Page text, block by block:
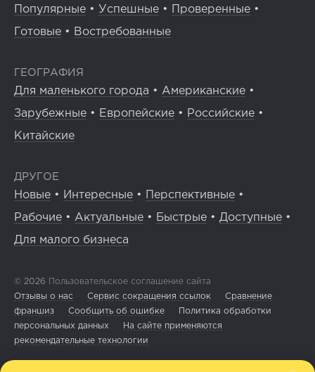
Популярные • Успешные • Проверенные •
Готовые • Востребованные
ГЕОГРАФИЯ
Для маленького города • Американские •
Зарубежные • Европейские • Российские •
Китайские
ДРУГОЕ
Новые • Интересные • Перспективные •
Рабочие • Актуальные • Быстрые • Доступные •
Для малого бизнеса
© 2026 Пользовательское соглашение сайта
Отзывы о нас
Сервис сокращения ссылок
Сравнение
франшиз
Сообщить об ошибке
Политика обработки
персональных данных
На сайте применяются
рекомендательные технологии